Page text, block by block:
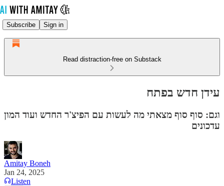
Subscribe Sign in
Read distraction-free on Substack
עידן חדש בפתח
וגם: סוף סוף מצאתי מה לעשות עם הפיצ'ר החדש ועוד המון
עדכונים
Amitay Boneh
Jan 24, 2025
Listen